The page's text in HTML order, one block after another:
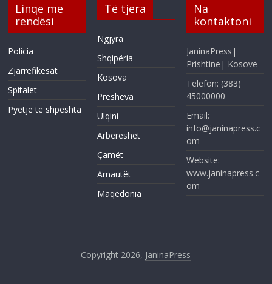
Linqe me
rëndësi
Policia
Zjarrëfikësat
Spitalet
Pyetje të shpeshta
Të tjera
Ngjyra
Shqipëria
Kosova
Presheva
Ulqini
Arbëreshët
Çamët
Arnautët
Maqedonia
Na
kontaktoni
JaninaPress|
Prishtinë| Kosovë
Telefon: (383)
45000000
Email:
info@janinapress.c
om
Website:
www.janinapress.c
om
Copyright 2026, JaninaPress